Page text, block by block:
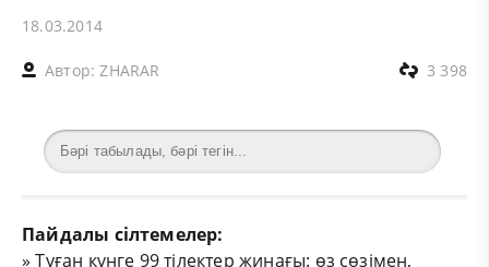
18.03.2014
Автор:ZHARAR 3 398
Пайдалы сілтемелер:
»Туған күнге 99 тілектер жинағы: өз сөзімен,